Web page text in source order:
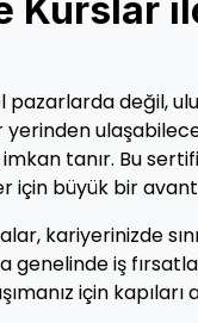
Kurslar
değil,
yerinden
tanır. Bu
için büyük bir
kariyerinizde
iş
için kapıları